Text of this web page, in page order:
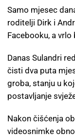
Samo mjesec
roditelji Dirk i
Facebooku, a
Danas Sulandri
čisti dva puta
groba, stanju u
postavljanje
Nakon čišćenja
videosnimke